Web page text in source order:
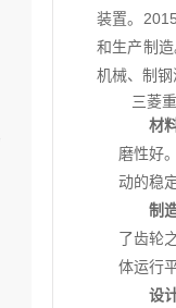
装置。
和生产制
机械、制
三菱
材
磨性好
动的稳
制
了齿轮
体运行
设